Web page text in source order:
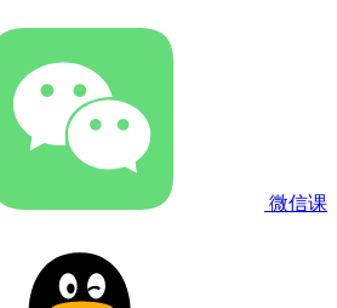
微信课